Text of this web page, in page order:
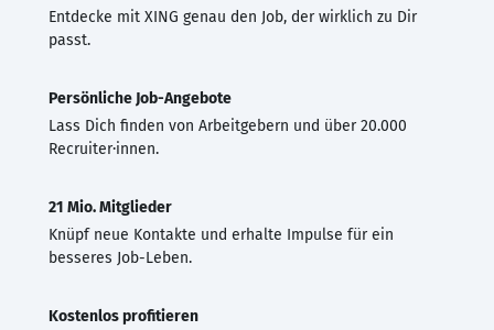
Entdecke mit XING genau den Job, der wirklich zu Dir
passt.
Persönliche Job-Angebote
Lass Dich finden von Arbeitgebern und über 20.000
Recruiter·innen.
21 Mio. Mitglieder
Knüpf neue Kontakte und erhalte Impulse für ein
besseres Job-Leben.
Kostenlos profitieren